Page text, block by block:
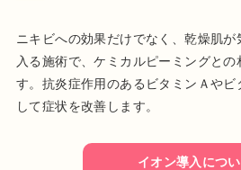
ニキビへの効果だけでなく、乾燥肌が
入る施術で、ケミカルピーミングとの
す。抗炎症作用のあるビタミンＡや
して症状を改善します。
イオン導入につ